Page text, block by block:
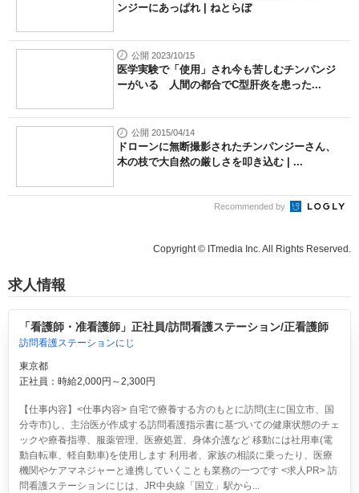
ンジーにあっぱれ | ねとらぼ
公開 2023/10/15
医学実験で「使用」され今も苦しむチンパンジ
ーがいる 人間の都合でC型肝炎を患った...
公開 2015/04/14
ドローンに無断撮影されたチンパンジーさん、
木の枝で大自然の厳しさを叩き込む | ...
Recommended by
Copyright © ITmedia Inc. All Rights Reserved.
求人情報
「看護師・准看護師」正社員/訪問看護ステーション/正看護師
訪問看護ステーションにじ
東京都
正社員：時給2,000円～2,300円
【仕事内容】<仕事内容> 自宅で療養する方のもとに訪問(主に国立市、国
分寺市)し、主治医が作成する訪問看護指示書に基づいての健康状態のチェ
ックや療養指導、服薬管理、医療処置、身体介護など 移動には社用車(電
動自転車、軽自動車)を使用します 利用者、家族の相談に乗ったり、医療
機関やケアマネジャーと連携していくことも業務の一つです <求人PR> 訪
問看護ステーションにじは、JR中央線「国立」駅から...